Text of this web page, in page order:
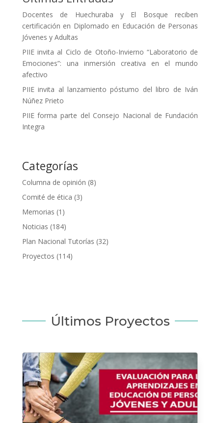
Docentes de Huechuraba y El Bosque reciben
certificación en Diplomado en Educación de Personas
Jóvenes y Adultas
PIIE invita al Ciclo de Otoño-Invierno “Laboratorio de
Emociones”: una inmersión creativa en el mundo
afectivo
PIIE invita al lanzamiento póstumo del libro de Iván
Núñez Prieto
PIIE forma parte del Consejo Nacional de Fundación
Integra
Categorías
Columna de opinión (8)
Comité de ética (3)
Memorias (1)
Noticias (184)
Plan Nacional Tutorías (32)
Proyectos (114)
Últimos Proyectos